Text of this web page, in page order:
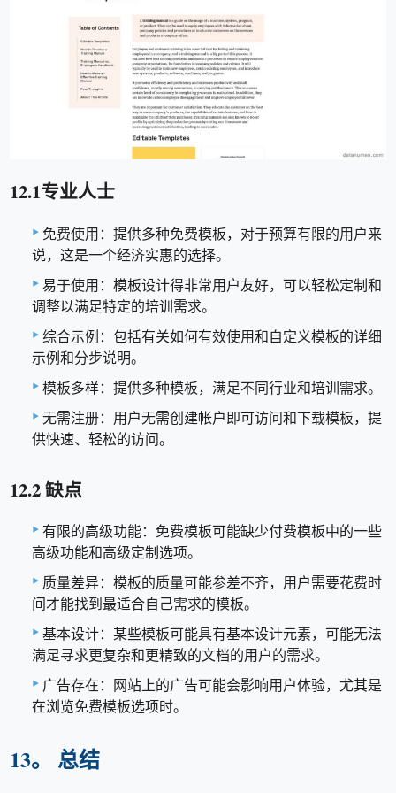
12.1专业人士
免费使用：提供多种免费模板，对于预算有限的用户来
说，这是一个经济实惠的选择。
易于使用：模板设计得非常用户友好，可以轻松定制和
调整以满足特定的培训需求。
综合示例：包括有关如何有效使用和自定义模板的详细
示例和分步说明。
模板多样：提供多种模板，满足不同行业和培训需求。
无需注册：用户无需创建帐户即可访问和下载模板，提
供快速、轻松的访问。
12.2 缺点
有限的高级功能：免费模板可能缺少付费模板中的一些
高级功能和高级定制选项。
质量差异：模板的质量可能参差不齐，用户需要花费时
间才能找到最适合自己需求的模板。
基本设计：某些模板可能具有基本设计元素，可能无法
满足寻求更复杂和更精致的文档的用户的需求。
广告存在：网站上的广告可能会影响用户体验，尤其是
在浏览免费模板选项时。
13。 总结